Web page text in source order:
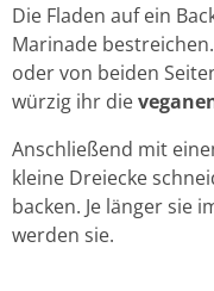
Die Fladen auf ein
Marinade
oder von beiden
würzig ihr die
Anschließend mit
kleine Dreiecke
backen. Je länger sie
werden sie.